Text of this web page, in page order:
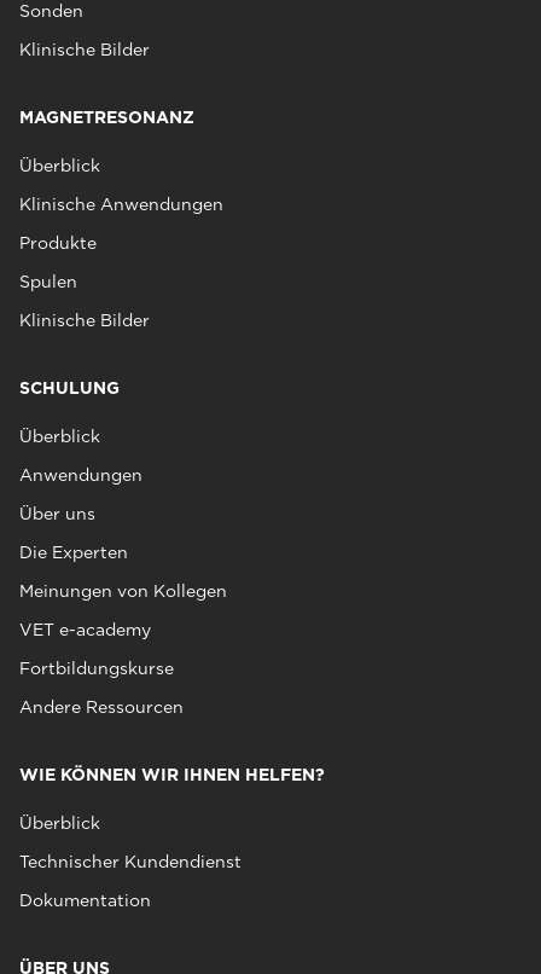
Sonden
Klinische Bilder
MAGNETRESONANZ
Überblick
Klinische Anwendungen
Produkte
Spulen
Klinische Bilder
SCHULUNG
Überblick
Anwendungen
Über uns
Die Experten
Meinungen von Kollegen
VET e-academy
Fortbildungskurse
Andere Ressourcen
WIE KÖNNEN WIR IHNEN HELFEN?
Überblick
Technischer Kundendienst
Dokumentation
ÜBER UNS